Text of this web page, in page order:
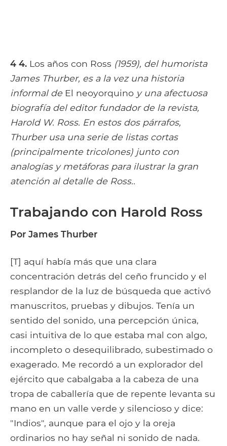
4 4. Los años con Ross (1959), del humorista
James Thurber, es a la vez una historia
informal de El neoyorquino y una afectuosa
biografía del editor fundador de la revista,
Harold W. Ross. En estos dos párrafos,
Thurber usa una serie de listas cortas
(principalmente tricolones) junto con
analogías y metáforas para ilustrar la gran
atención al detalle de Ross..
Trabajando con Harold Ross
Por James Thurber
[T] aquí había más que una clara
concentración detrás del ceño fruncido y el
resplandor de la luz de búsqueda que activó
manuscritos, pruebas y dibujos. Tenía un
sentido del sonido, una percepción única,
casi intuitiva de lo que estaba mal con algo,
incompleto o desequilibrado, subestimado o
exagerado. Me recordó a un explorador del
ejército que cabalgaba a la cabeza de una
tropa de caballería que de repente levanta su
mano en un valle verde y silencioso y dice:
"Indios", aunque para el ojo y la oreja
ordinarios no hay señal ni sonido de nada.